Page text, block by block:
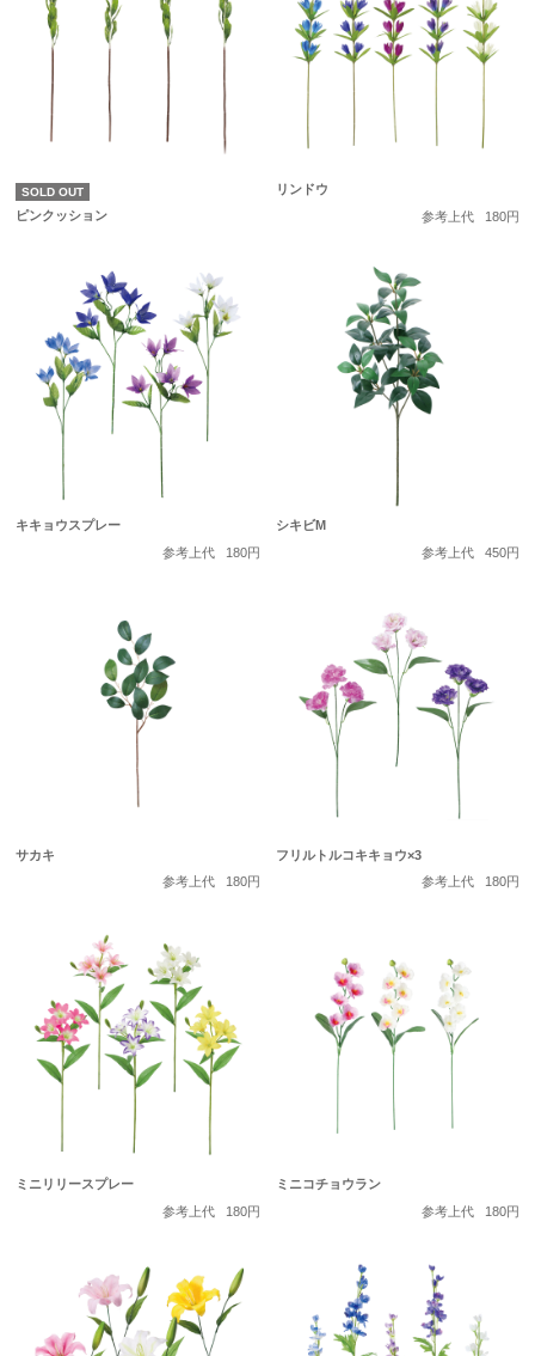
SOLD OUT
ピンクッション
リンドウ
参考上代
180円
キキョウスプレー
参考上代
180円
シキビM
参考上代
450円
サカキ
参考上代
180円
フリルトルコキキョウ×3
参考上代
180円
ミニリリースプレー
参考上代
180円
ミニコチョウラン
参考上代
180円